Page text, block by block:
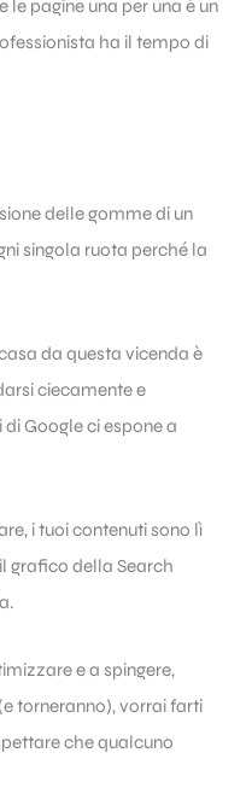
pagine una per una è un
ha il tempo di
delle gomme di un
singola ruota perché la
da questa vicenda è
ciecamente e
Google ci espone a
i tuoi contenuti sono lì
grafico della Search
e a spingere,
torneranno), vorrai farti
che qualcuno